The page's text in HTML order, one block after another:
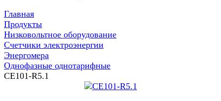
Главная
Продукты
Низковольтное оборудование
Счетчики электроэнергии
Энергомера
Однофазные однотарифные
CE101-R5.1